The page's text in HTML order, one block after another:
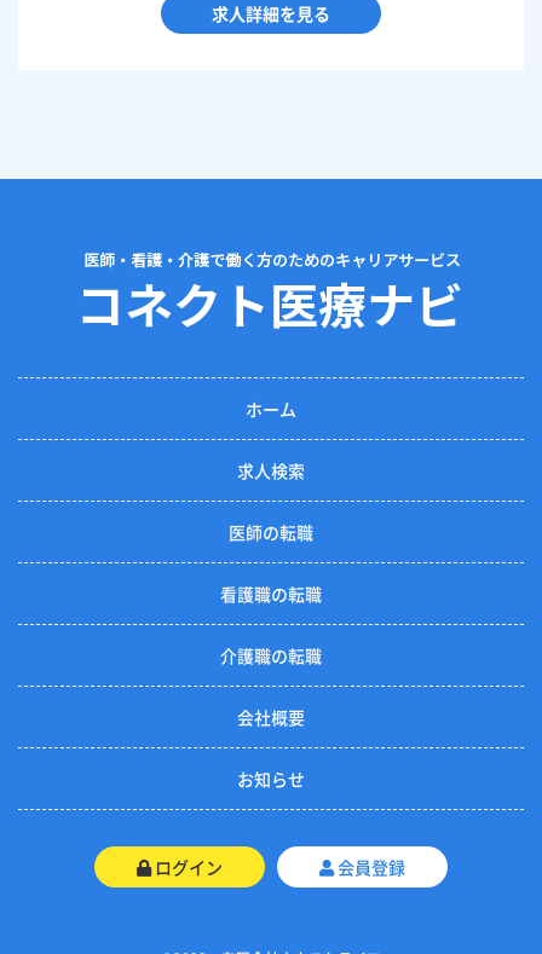
求人詳細を見る
ホーム
求人検索
医師の転職
看護職の転職
介護職の転職
会社概要
お知らせ
ログイン 会員登録